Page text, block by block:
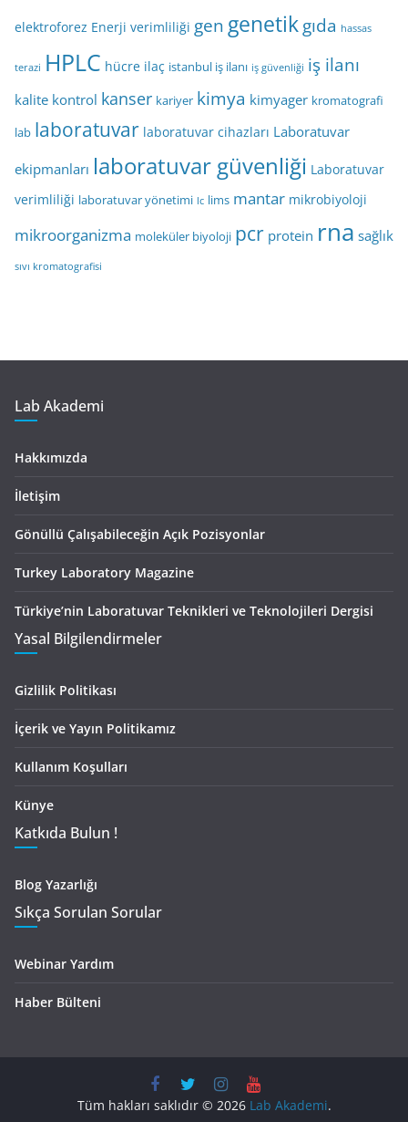
elektroforez Enerji verimliliği gen genetikgıda hassas
terazi HPLC hücre ilaç istanbul iş ilanı iş güvenliği iş ilanı
kalite kontrol kanser kariyer kimya kimyager kromatografi
lab laboratuvar laboratuvar cihazları Laboratuvar
ekipmanları laboratuvar güvenliği Laboratuvar
verimliliği laboratuvar yönetimi lc lims mantar mikrobiyoloji
mikroorganizma moleküler biyoloji pcr protein rna sağlık
sıvı kromatografisi
Lab Akademi
Hakkımızda
İletişim
Gönüllü Çalışabileceğin Açık Pozisyonlar
Turkey Laboratory Magazine
Türkiye’nin Laboratuvar Teknikleri ve Teknolojileri Dergisi
Yasal Bilgilendirmeler
Gizlilik Politikası
İçerik ve Yayın Politikamız
Kullanım Koşulları
Künye
Katkıda Bulun !
Blog Yazarlığı
Sıkça Sorulan Sorular
Webinar Yardım
Haber Bülteni
Tüm hakları saklıdır © 2026 Lab Akademi.